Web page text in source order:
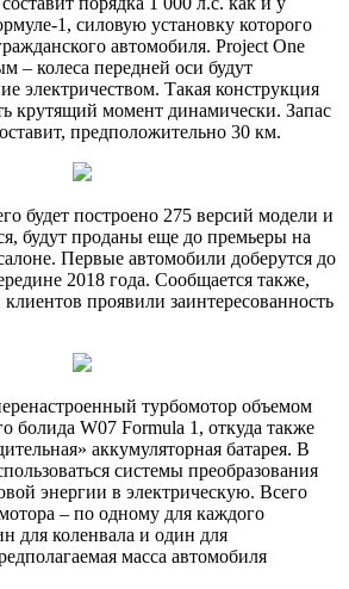
1, силовую установку которого
автомобиля. Project One
– колеса передней оси будут
электричеством. Такая конструкция
крутящий момент динамически. Запас
предположительно 30 км.
будет построено 275 версий модели и
будут проданы еще до премьеры на
Первые автомобили доберутся до
2018 года. Сообщается также,
проявили заинтересованность
турбомотор объемом
болида W07 Formula 1, откуда также
аккумуляторная батарея. В
системы преобразования
энергии в электрическую. Всего
– по одному для каждого
для коленвала и один для
масса автомобиля